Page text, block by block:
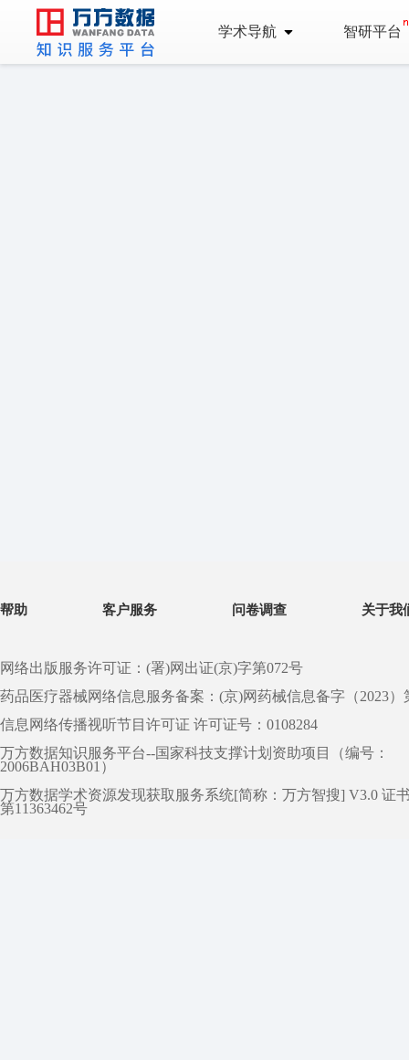
学术导航 智研平台
帮助 客户服务 问卷调查 关于我
网络出版服务许可证：(署)网出证(京)字第072号
药品医疗器械网络信息服务备案：(京)网药械信息备字（2023）
信息网络传播视听节目许可证 许可证号：0108284
万方数据知识服务平台--国家科技支撑计划资助项目（编号：
2006BAH03B01）
万方数据学术资源发现获取服务系统[简称：万方智搜] V3.0 证
第11363462号